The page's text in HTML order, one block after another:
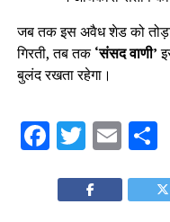
जब तक इस अवैध शेड को तोड़ा
गिरती, तब तक‘संसद वाणी’
बुलंद रखता रहेगा।
Facebook
Twitter